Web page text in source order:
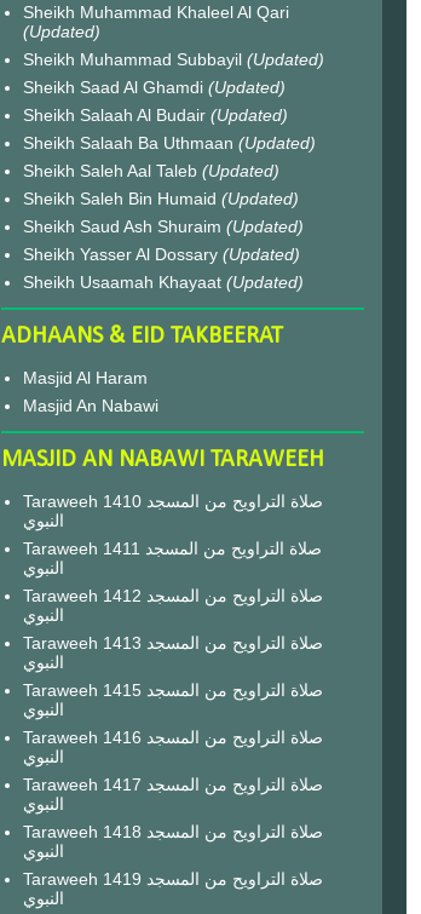
Sheikh Muhammad Khaleel Al Qari
(Updated)
Sheikh Muhammad Subbayil (Updated)
Sheikh Saad Al Ghamdi (Updated)
Sheikh Salaah Al Budair (Updated)
Sheikh Salaah Ba Uthmaan (Updated)
Sheikh Saleh Aal Taleb (Updated)
Sheikh Saleh Bin Humaid (Updated)
Sheikh Saud Ash Shuraim (Updated)
Sheikh Yasser Al Dossary (Updated)
Sheikh Usaamah Khayaat (Updated)
ADHAANS & EID TAKBEERAT
Masjid Al Haram
Masjid An Nabawi
MASJID AN NABAWI TARAWEEH
Taraweeh 1410 صلاة التراويح من المسجد
النبوي
Taraweeh 1411 صلاة التراويح من المسجد
النبوي
Taraweeh 1412 صلاة التراويح من المسجد
النبوي
Taraweeh 1413 صلاة التراويح من المسجد
النبوي
Taraweeh 1415 صلاة التراويح من المسجد
النبوي
Taraweeh 1416 صلاة التراويح من المسجد
النبوي
Taraweeh 1417 صلاة التراويح من المسجد
النبوي
Taraweeh 1418 صلاة التراويح من المسجد
النبوي
Taraweeh 1419 صلاة التراويح من المسجد
النبوي